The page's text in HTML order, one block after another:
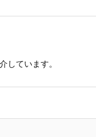
しています。